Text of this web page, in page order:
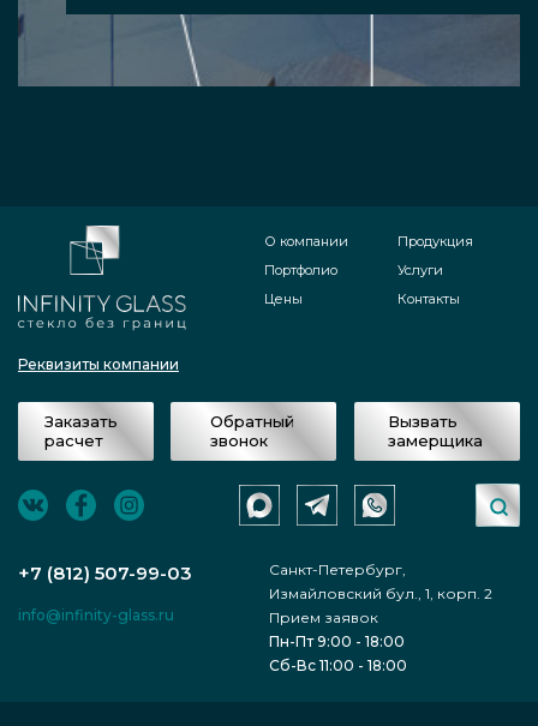
Реквизиты компании
О компании
Портфолио
Цены
Продукция
Услуги
Контакты
Заказать
расчет
Обратный
звонок
Вызвать
замерщика
+7 (812) 507-99-03
Санкт-Петербург,
Измайловский бул., 1, корп. 2
info@infinity-glass.ru
Прием заявок
Пн-Пт 9:00 - 18:00
Сб-Вс 11:00 - 18:00